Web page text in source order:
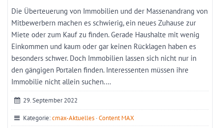
Die Überteuerung von Immobilien und der Massenandrang von
Mitbewerbern machen es schwierig, ein neues Zuhause zur
Miete oder zum Kauf zu finden. Gerade Haushalte mit wenig
Einkommen und kaum oder gar keinen Rücklagen haben es
besonders schwer. Doch Immobilien lassen sich nicht nur in
den gängigen Portalen finden. Interessenten müssen ihre
Immobilie nicht allein suchen.…
29. September 2022
Kategorie:cmax-Aktuelles ·Content MAX